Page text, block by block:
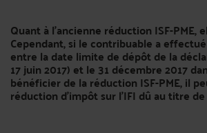
Quant à l’ancienne réduction ISF-PME,
Cependant, si le contribuable a
entre la date limite de dépôt de la
17 juin 2017) et le 31 décembre 2017
bénéficier de la réduction ISF-PME, il
réduction d’impôt sur l’IFI dû au titre de